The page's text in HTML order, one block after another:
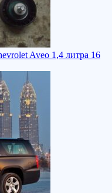
Aveo 1,4 литра 16